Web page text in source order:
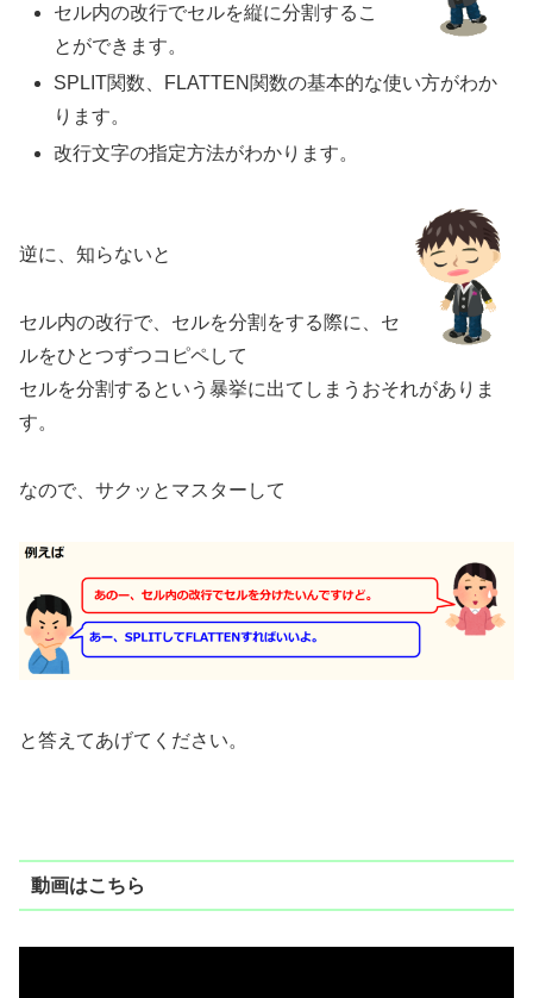
セル内の改行でセルを縦に分割するこ
とができます。
SPLIT関数、FLATTEN関数の基本的な使い方がわか
ります。
改行文字の指定方法がわかります。
逆に、知らないと
セル内の改行で、セルを分割をする際に、セ
ルをひとつずつコピペして
セルを分割するという暴挙に出てしまうおそれがありま
す。
なので、サクッとマスターして
と答えてあげてください。
動画はこちら